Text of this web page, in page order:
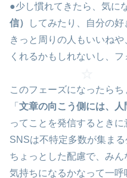
●少し慣れてきたら、気に
信）
してみたり、自分の好
きっと周りの人もいいね
くれるかもしれないし、
このフェーズになったらち
「 文章の向こう側には、人
ってことを発信するときに
SNSは不特定多数が集まる
ちょっとした配慮で、み
気持ちになるかなって一呼